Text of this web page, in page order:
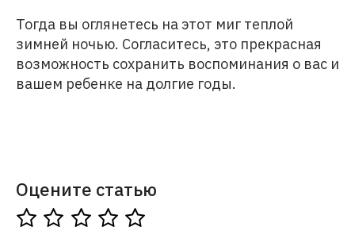
Тогда вы оглянетесь на этот миг теплой
зимней ночью. Согласитесь, это прекрасная
возможность сохранить воспоминания о вас и
вашем ребенке на долгие годы.
Оцените статью